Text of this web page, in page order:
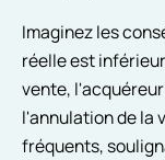
Imaginez les
réelle est
vente,
l'annulation de la
fréquents,